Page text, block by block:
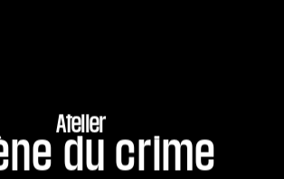
Atelier
du crime